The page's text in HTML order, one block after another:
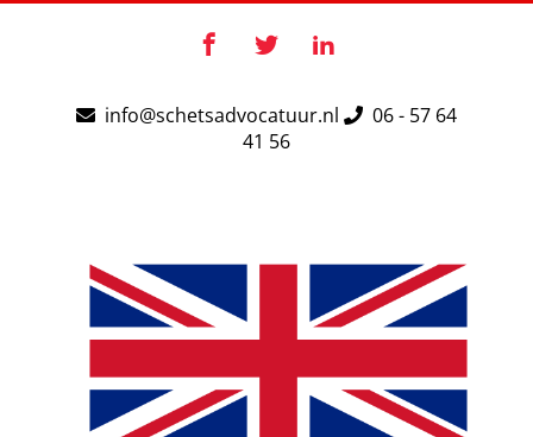
Facebook
X LinkedIn
info@schetsadvocatuur.nl
06 - 57 64
41 56